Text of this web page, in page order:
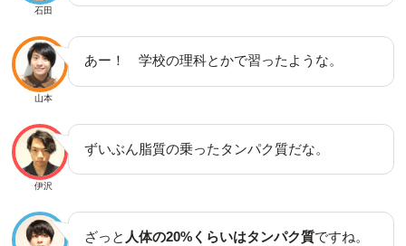
石田
山本
あー！ 学校の理科とかで習ったような。
伊沢
ずいぶん脂質の乗ったタンパク質だな。
ざっと 人体の20%くらいはタンパク質ですね。